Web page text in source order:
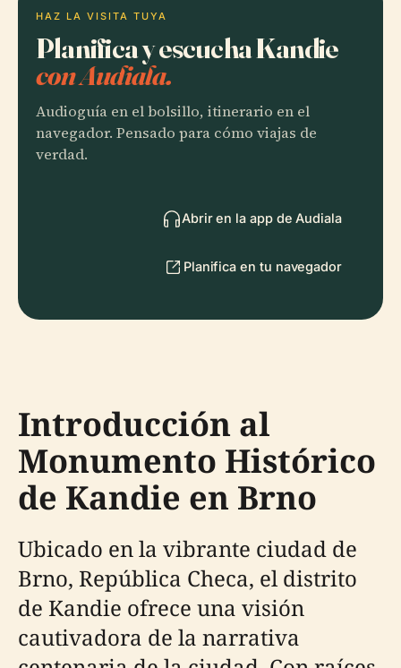
HAZ LA VISITA TUYA
Planifica y escucha Kandie
con Audiala.
Audioguía en el bolsillo, itinerario en el
navegador. Pensado para cómo viajas de
verdad.
Abrir en la app de Audiala
Planifica en tu navegador
Introducción al
Monumento Histórico
de Kandie en Brno
Ubicado en la vibrante ciudad de
Brno, República Checa, el distrito
de Kandie ofrece una visión
cautivadora de la narrativa